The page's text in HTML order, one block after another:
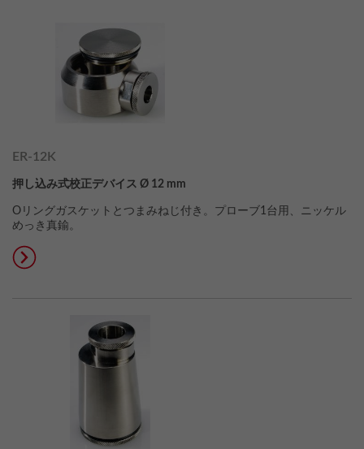
ER-12K
押し込み式校正デバイス Ø 12 mm
Oリングガスケットとつまみねじ付き。プローブ1台用、ニッケル
めっき真鍮。